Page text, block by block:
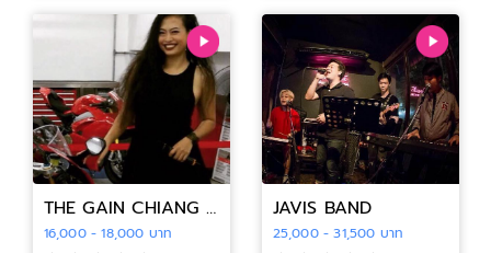
THE GAIN CHIANG MAI
16,000 - 18,000 บาท
JAVIS BAND
25,000 - 31,500 บาท